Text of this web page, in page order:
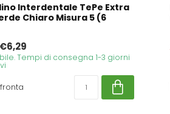
Interdentale TePe Extra
Chiaro Misura 5 (6
€6,29
Tempi di consegna 1-3 giorni